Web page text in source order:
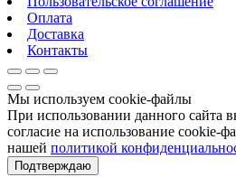
Оплата
Доставка
Контакты
Мы используем cookie-файлы
При использовании данного сайта
согласие на использование cookie-
нашей политикой
Подтверждаю